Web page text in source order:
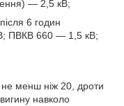
— 2,5 кВ;
6 годин
ПВКВ 660 — 1,5 кВ;
менш ніж 20, дроти
навколо